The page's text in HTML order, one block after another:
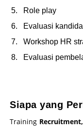
Role play
Evaluasi
Workshop HR
Evaluasi
Siapa yang
Training